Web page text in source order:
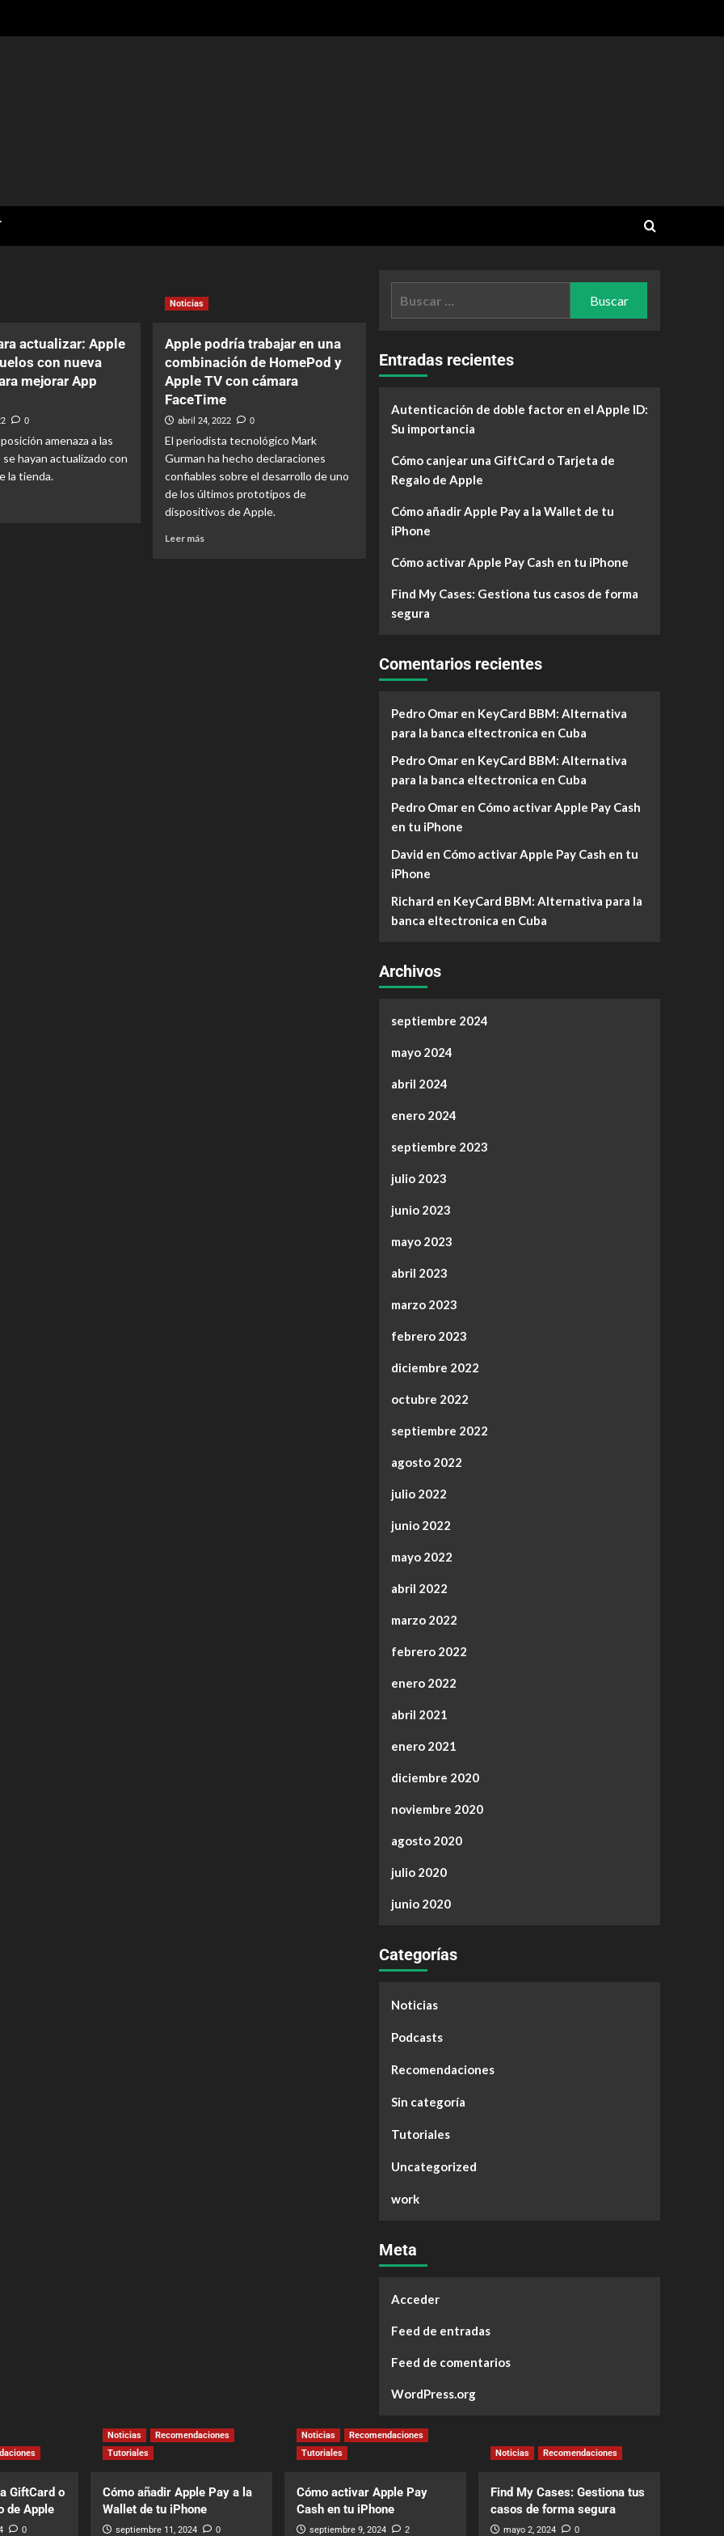
actualizar: Apple
con nueva
mejorar App
0
amenaza a las
hayan actualizado con
la tienda.
Noticias
Apple podría trabajar en una
combinación de HomePod y
Apple TV con cámara
FaceTime
abril 24, 2022 0
El periodista tecnológico Mark
Gurman ha hecho declaraciones
confiables sobre el desarrollo de uno
de los últimos prototipos de
dispositivos de Apple.
Leer más
Entradas recientes
Autenticación de doble factor en el Apple ID:
Su importancia
Cómo canjear una GiftCard o Tarjeta de
Regalo de Apple
Cómo añadir Apple Pay a la Wallet de tu
iPhone
Cómo activar Apple Pay Cash en tu iPhone
Find My Cases: Gestiona tus casos de forma
segura
Comentarios recientes
Pedro Omaren KeyCard BBM: Alternativa
para la banca eltectronica en Cuba
Pedro Omaren KeyCard BBM: Alternativa
para la banca eltectronica en Cuba
Pedro Omaren Cómo activar Apple Pay Cash
en tu iPhone
David en Cómo activar Apple Pay Cash en tu
iPhone
Richard en KeyCard BBM: Alternativa para la
banca eltectronica en Cuba
Archivos
septiembre 2024
mayo 2024
abril 2024
enero 2024
septiembre 2023
julio 2023
junio 2023
mayo 2023
abril 2023
marzo 2023
febrero 2023
diciembre 2022
octubre 2022
septiembre 2022
agosto 2022
julio 2022
junio 2022
mayo 2022
abril 2022
marzo 2022
febrero 2022
enero 2022
abril 2021
enero 2021
diciembre 2020
noviembre 2020
agosto 2020
julio 2020
junio 2020
Categorías
Noticias
Podcasts
Recomendaciones
Sin categoría
Tutoriales
Uncategorized
work
Meta
Acceder
Feed de entradas
Feed de comentarios
WordPress.org
GiftCard o
de Apple
0
Noticias
Recomendaciones
Tutoriales
Cómo añadir Apple Pay a la
Wallet de tu iPhone
septiembre 11, 2024 0
Noticias
Recomendaciones
Tutoriales
Cómo activar Apple Pay
Cash en tu iPhone
septiembre 9, 2024 2
Noticias Recomendaciones
Find My Cases: Gestiona tus
casos de forma segura
mayo 2, 2024 0